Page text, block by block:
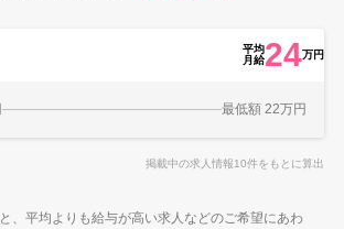
平均
月給24万円
最低額 22万円
掲載中の求人情報10件をもとに算出
、平均よりも給与が高い求人などのご希望にあわ